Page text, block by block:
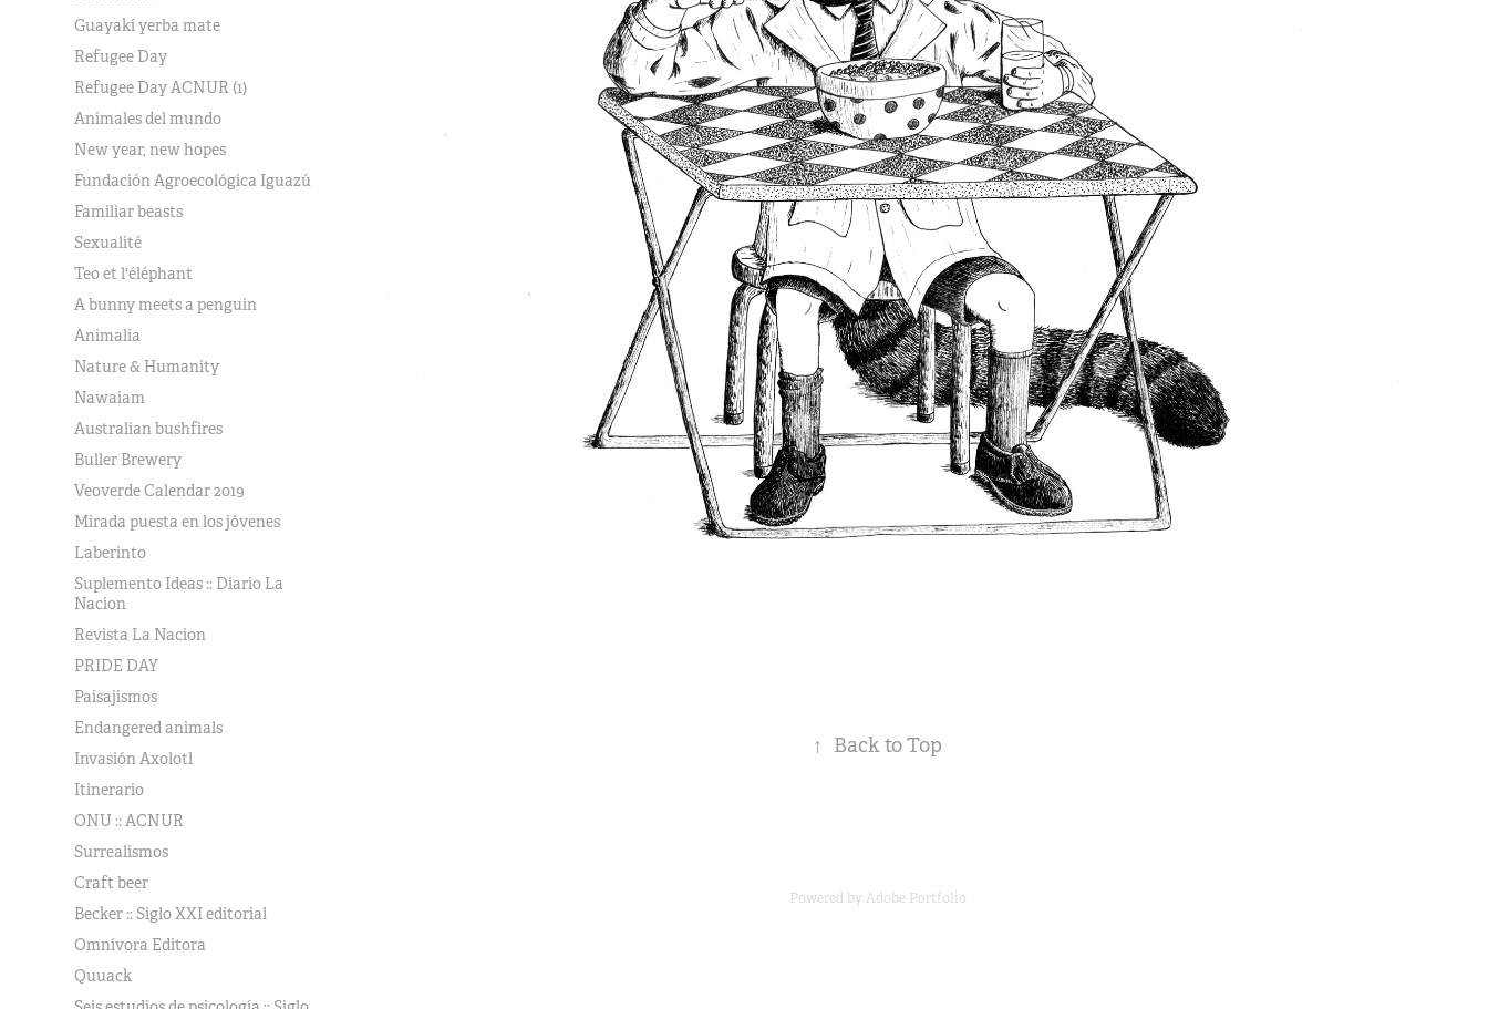
Guayakí yerba mate
Refugee Day
Refugee Day ACNUR (1)
Animales del mundo
New year, new hopes
Fundación Agroecológica Iguazú
Familiar beasts
Sexualité
Teo et l'éléphant
A bunny meets a penguin
Animalia
Nature & Humanity
Nawaiam
Australian bushfires
Buller Brewery
Veoverde Calendar 2019
Mirada puesta en los jóvenes
Laberinto
Suplemento Ideas :: Diario La
Nacion
Revista La Nacion
PRIDE DAY
Paisajismos
Endangered animals
Invasión Axolotl
Itinerario
ONU :: ACNUR
Surrealismos
Craft beer
Becker :: Siglo XXI editorial
Omnívora Editora
Quuack
↑ Back to Top
Powered byAdobe Portfolio